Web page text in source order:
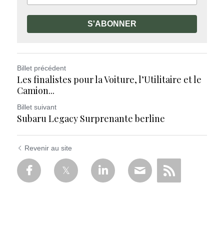
S'ABONNER
Billet précédent
Les finalistes pour la Voiture, l’Utilitaire et le
Camion...
Billet suivant
Subaru Legacy Surprenante berline
Revenir au site